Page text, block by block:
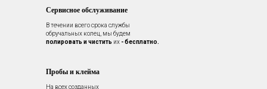
Сервисное обслуживание
В течении всего срока службы
обручальных колец, мы будем
полировать и чистить их - бесплатно.
Пробы и клейма
На всех созданных